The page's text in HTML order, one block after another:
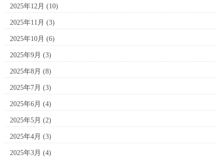
2025年12月 (10)
2025年11月 (3)
2025年10月 (6)
2025年9月 (3)
2025年8月 (8)
2025年7月 (3)
2025年6月 (4)
2025年5月 (2)
2025年4月 (3)
2025年3月 (4)